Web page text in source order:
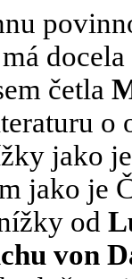
četla
o
jako
jako je
od
von